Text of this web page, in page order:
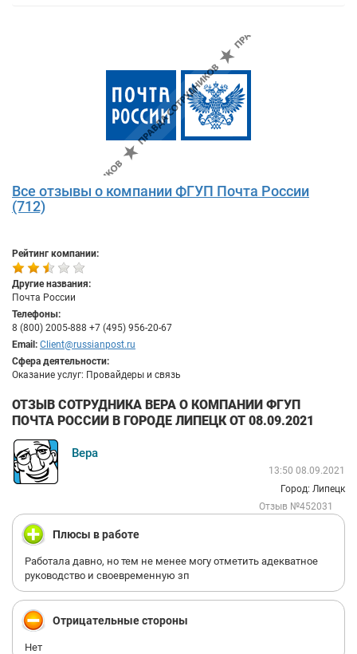
Все отзывы о компании ФГУП Почта России
(712)
Рейтинг компании:
Другие названия:
Почта России
Телефоны:
8 (800) 2005-888 +7 (495) 956-20-67
Email: Client@russianpost.ru
Сфера деятельности:
Оказание услуг: Провайдеры и связь
ОТЗЫВ СОТРУДНИКА ВЕРА О КОМПАНИИ ФГУП
ПОЧТА РОССИИ В ГОРОДЕ ЛИПЕЦК ОТ 08.09.2021
Вера
13:50 08.09.2021
Город: Липецк
Отзыв №452031
Плюсы в работе
Работала давно, но тем не менее могу отметить адекватное
руководство и своевременную зп
Отрицательные стороны
Нет